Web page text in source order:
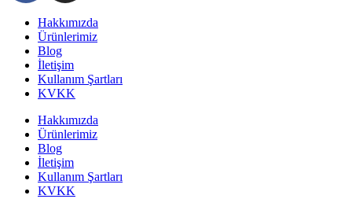
Hakkımızda
Ürünlerimiz
Blog
İletişim
Kullanım Şartları
KVKK
Hakkımızda
Ürünlerimiz
Blog
İletişim
Kullanım Şartları
KVKK